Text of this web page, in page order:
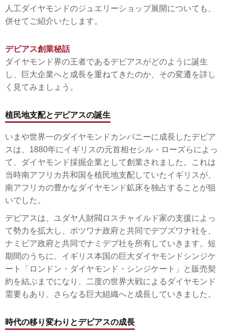
人工ダイヤモンドのジュエリーショップ展開についても、
併せてご紹介いたします。
デビアス創業秘話
ダイヤモンド界の王者であるデビアスがどのように誕生
し、巨大企業へと成長を重ねてきたのか、その変遷を詳し
く見てみましょう。
植民地支配とデビアスの誕生
いまや世界一のダイヤモンドカンパニーに成長したデビア
スは、1880年にイギリスの元首相セシル・ローズらによっ
て、ダイヤモンド採掘企業として創業されました。これは
当時南アフリカ共和国を植民地支配していたイギリスが、
南アフリカの豊かなダイヤモンド鉱床を独占することが狙
いでした。
デビアスは、ユダヤ人財閥ロスチャイルド家の支援によっ
て勢力を拡大し、ボツワナ政府と共同でデブズワナ社を、
ナミビア政府と共同でナミデブ社を所有していきます。短
期間のうちに、イギリス本国の巨大ダイヤモンドシンジケ
ート「ロンドン・ダイヤモンド・シンジケート」と販売契
約を結ぶまでになり、二度の世界大戦によるダイヤモンド
需要もあり、さらなる巨大組織へと成長していきました。
時代の移り変わりとデビアスの成長